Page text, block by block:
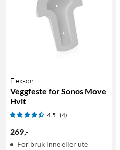
Flexson
Veggfeste for Sonos Move
Hvit
4.5 (4)
269,-
For bruk inne eller ute